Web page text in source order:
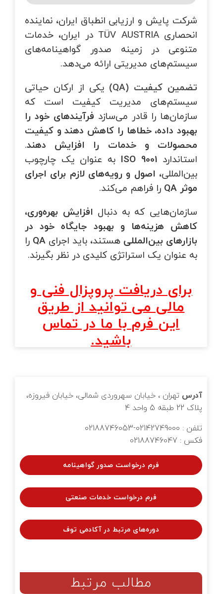
شرکت پایش و ارزیابی انطباق ایران، نماینده
انحصاری TÜV AUSTRIA در ایران، خدمات
متنوعی در زمینه صدور گواهینامه‌های
سیستم‌های مدیریتی ارائه می‌دهد.
تضمین کیفیت (QA)
یکی از ارکان حیاتی
سیستم‌های مدیریت کیفیت است که
سازمان‌ها را قادر می‌سازد فرآیندهای خود را
بهبود داده، خطاها را کاهش دهند و کیفیت
محصولات و خدمات را افزایش دهند.
استاندارد ISO 9001 به عنوان یک چارچوب
بین‌المللی، اصول و رویه‌های لازم برای اجرای
موثر
را فراهم می‌کند.
سازمان‌هایی که به دنبال افزایش بهره‌وری،
کاهش هزینه‌ها و بهبود جایگاه خود در
بازارهای بین‌المللی هستند، باید اجرای QA را
به عنوان یک استراتژی کلیدی در نظر بگیرند.
برای دریافت پروپزال فنی و
مالی می توانید از طریق
این فرم با ما در تماس
باشید.
آدرس تهران ، خیابان سهروردی شمالی، خیابان فیروزه،
پلاک 22 طبقه 5 واحد 4
تلفن : 02142749000-02188746053
فکس : 02188746047
فرم درخواست صدور گواهینامه
فرم درخواست خدمات صنعتی
دوره‌های مرتبط در آکادمی توف
مطالب مرتبط